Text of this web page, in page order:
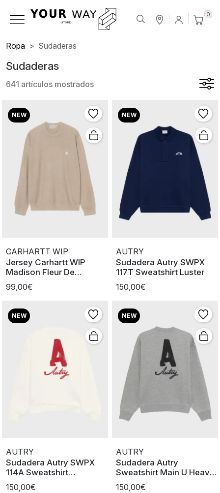
0
Ropa Sudaderas
Sudaderas
641 artículos mostrados
NEW
CARHARTT WIP
Jersey Carhartt WIP
Madison Fleur De
Sel/Wax
99,00€
NEW
AUTRY
Sudadera Autry SWPX
117T Sweatshirt Luster
150,00€
NEW
AUTRY
Sudadera Autry SWPX
114A Sweatshirt
Alabaster
150,00€
NEW
AUTRY
Sudadera Autry
Sweatshirt Main U Heavy
Jers Melang
150,00€